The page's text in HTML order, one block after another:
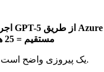
25 هزار دلار از جیب برای OpenAI مستقیم = 25 هزار دلار از جیب
برای استارتاپ‌های دارای اعتبارات Azure، Azure OpenAI یک پیروزی واضح است.